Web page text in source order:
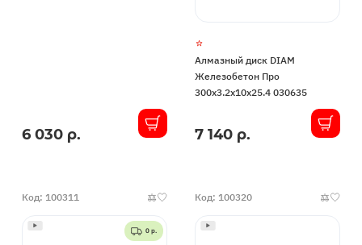
В
6 030 р.
Алмазный диск DIAM
Железобетон Про
300x3.2x10x25.4 030635
В
7 140 р.
Код: 100311
0 р.
Код: 100320